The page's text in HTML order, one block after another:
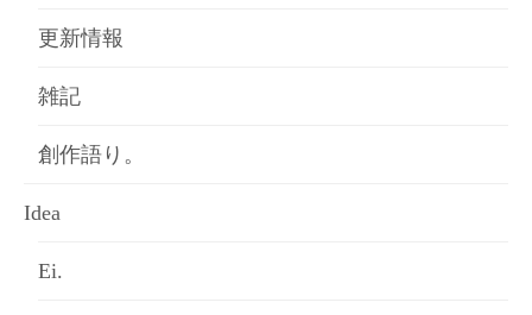
更新情報
雑記
創作語り。
Idea
Ei.